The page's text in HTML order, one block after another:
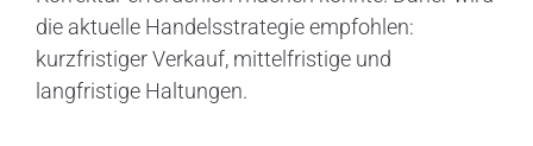
die aktuelle Handelsstrategie empfohlen:
kurzfristiger Verkauf, mittelfristige und
langfristige Haltungen.